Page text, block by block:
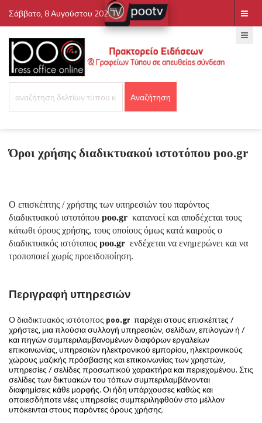
Σάββατο, 8 Αυγούστου 2026
Όροι χρήσης διαδικτυακού ιστοτόπου poo.gr
Ο επισκέπτης / χρήστης των υπηρεσιών του παρόντος
διαδικτυακού ιστοτόπου poo.gr κατανοεί και αποδέχεται τους
κάτωθι όρους χρήσης, τους οποίους όμως κατά καιρούς ο
διαδικτυακός ιστότοπος poo.gr ενδέχεται να ενημερώνει και να
τροποποιεί χωρίς προειδοποίηση.
Περιγραφή υπηρεσιών
Ο διαδικτυακός ιστότοπος poo.gr παρέχει στους επισκέπτες /
χρήστες, μια πλούσια συλλογή υπηρεσιών, σελίδων, επιλογών ή /
και πηγών συμπεριλαμβανομένων διαφόρων εργαλείων
επικοινωνίας, υπηρεσιών ηλεκτρονικού εμπορίου, ηλεκτρονικούς
χώρους μαζικής πρόσβασης και επικοινωνίας των χρηστών,
υπηρεσίες / σελίδες προσωπικού χαρακτήρα και περιεχομένου. Στις
σελίδες των δικτυακών του τόπων συμπεριλαμβάνονται
διαφημίσεις κάθε μορφής. Οι ήδη υπάρχουσες καθώς και
οποιεσδήποτε νέες υπηρεσίες συμπεριληφθούν στο μέλλον
υπόκεινται στους παρόντες όρους χρήσης.